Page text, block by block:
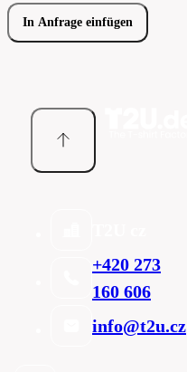
In Anfrage einfügen
+420 273
160 606
info@t2u.cz